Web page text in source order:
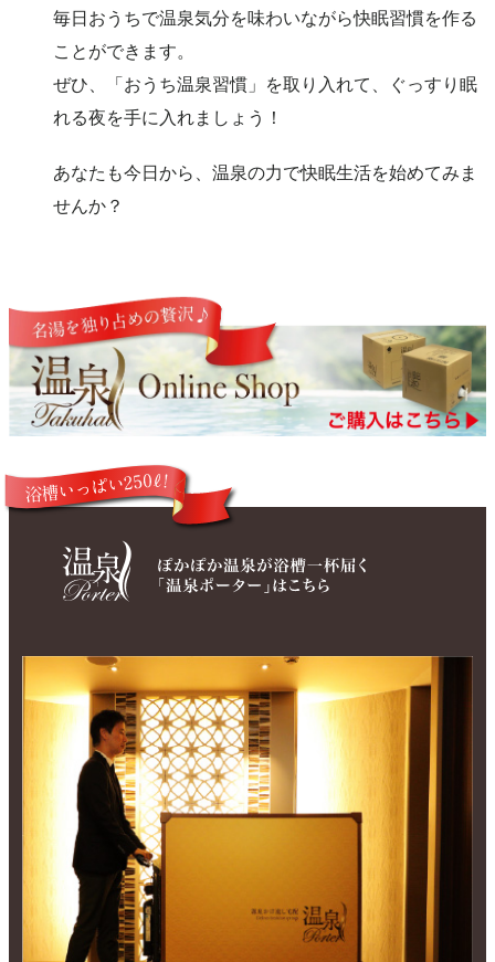
毎日おうちで温泉気分を味わいながら快眠習慣を作る
ことができます。
ぜひ、「おうち温泉習慣」を取り入れて、ぐっすり眠
れる夜を手に入れましょう！
あなたも今日から、温泉の力で快眠生活を始めてみま
せんか？